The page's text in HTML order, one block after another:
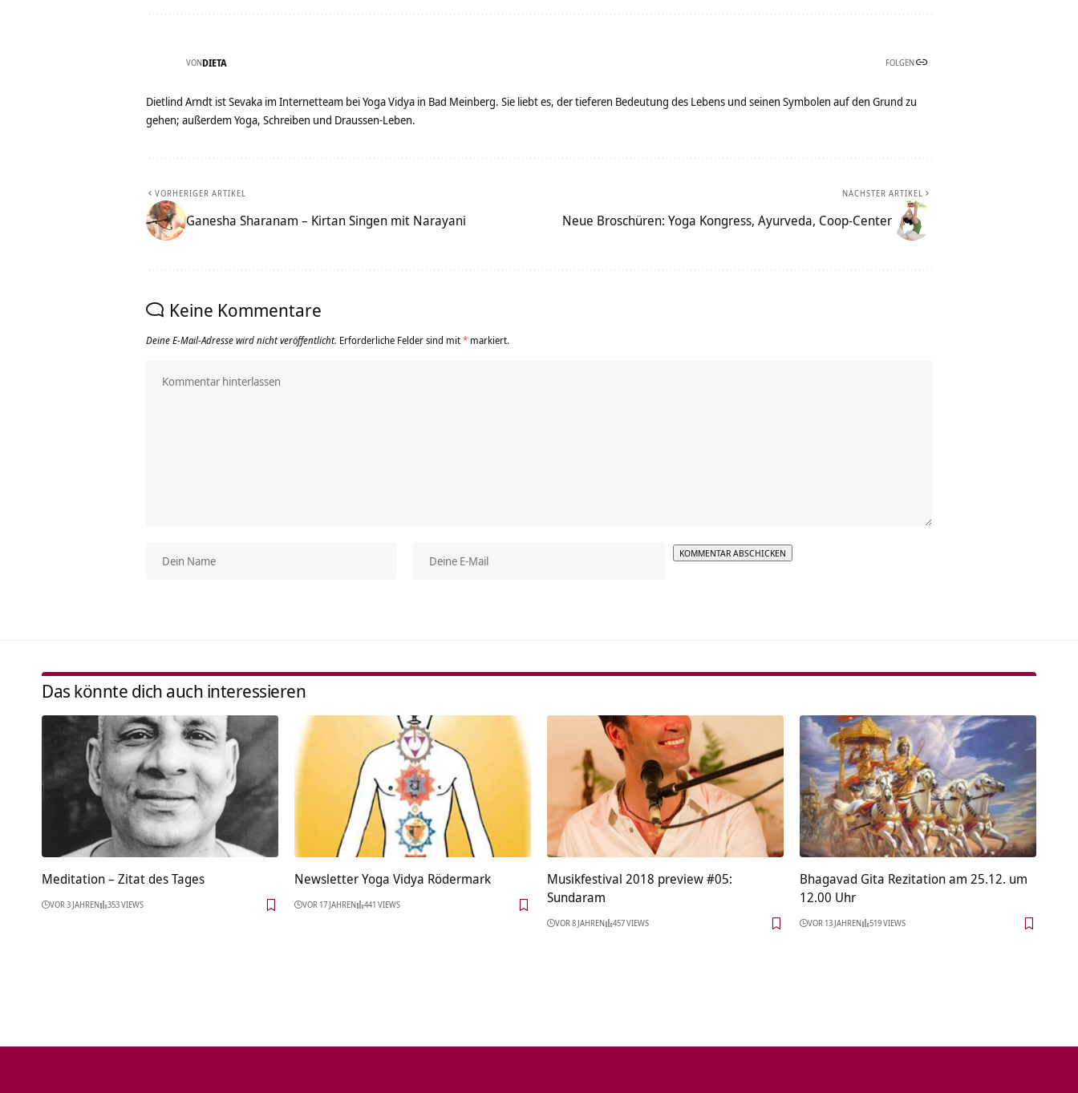
VONDIETA FOLGEN
Dietlind Arndt ist Sevaka im Internetteam bei Yoga Vidya in Bad Meinberg. Sie liebt es, der tieferen Bedeutung des Lebens und seinen Symbolen auf den Grund zu
gehen; außerdem Yoga, Schreiben und Draussen-Leben.
VORHERIGER ARTIKEL
Ganesha Sharanam – Kirtan Singen mit Narayani
NÄCHSTER ARTIKEL
Neue Broschüren: Yoga Kongress, Ayurveda, Coop-Center
Keine Kommentare
Deine E-Mail-Adresse wird nicht veröffentlicht. Erforderliche Felder sind mit* markiert.
Das könnte dich auch interessieren
Meditation – Zitat des Tages
VOR 3 JAHREN 353 VIEWS
Newsletter Yoga Vidya Rödermark
VOR 17 JAHREN 441 VIEWS
Musikfestival 2018 preview #05:
Sundaram
VOR 8 JAHREN 457 VIEWS
Bhagavad Gita Rezitation am 25.12. um
12.00 Uhr
VOR 13 JAHREN 519 VIEWS